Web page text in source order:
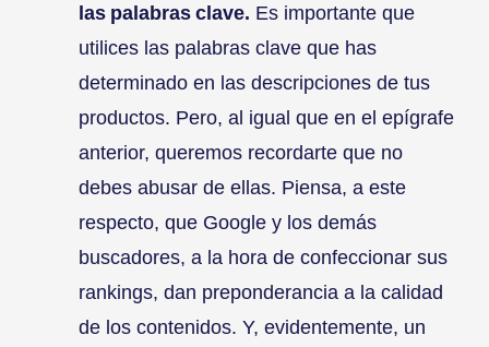
las palabras clave. Es importante que
utilices las palabras clave que has
determinado en las descripciones de tus
productos. Pero, al igual que en el epígrafe
anterior, queremos recordarte que no
debes abusar de ellas. Piensa, a este
respecto, que Google y los demás
buscadores, a la hora de confeccionar sus
rankings, dan preponderancia a la calidad
de los contenidos. Y, evidentemente, un